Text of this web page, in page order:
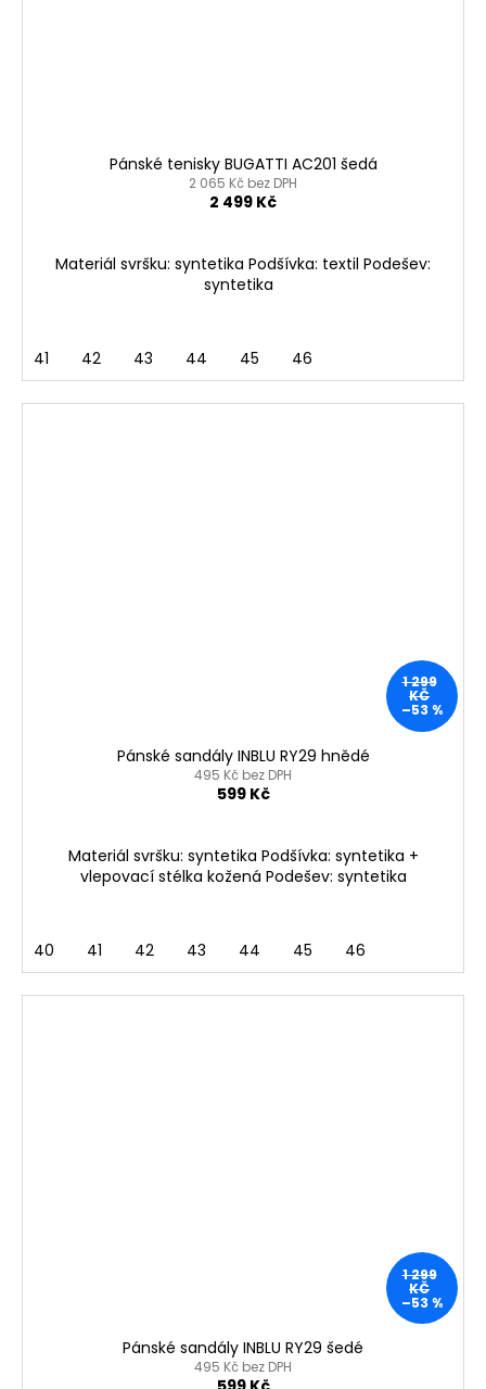
Pánské tenisky BUGATTI AC201 šedá
2 065 Kč bez DPH
2 499 Kč
Materiál svršku: syntetika Podšívka: textil Podešev:
syntetika
41 42 43 44 45 46
1 299
KČ
–53 %
Pánské sandály INBLU RY29 hnědé
495 Kč bez DPH
599 Kč
Materiál svršku: syntetika Podšívka: syntetika +
vlepovací stélka kožená Podešev: syntetika
40 41 42 43 44 45 46
1 299
KČ
–53 %
Pánské sandály INBLU RY29 šedé
495 Kč bez DPH